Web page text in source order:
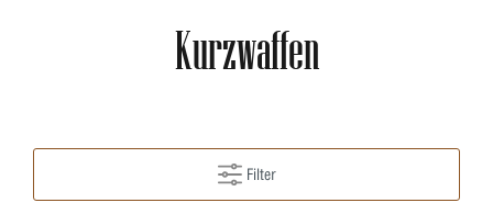
Kurzwaffen
Filter